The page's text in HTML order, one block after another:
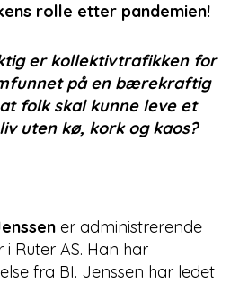
rolle etter pandemien!
er kollektivtrafikken for
på en bærekraftig
folk skal kunne leve et
uten kø, kork og kaos?
er administrerende
i Ruter AS. Han har
fra BI. Jenssen har ledet